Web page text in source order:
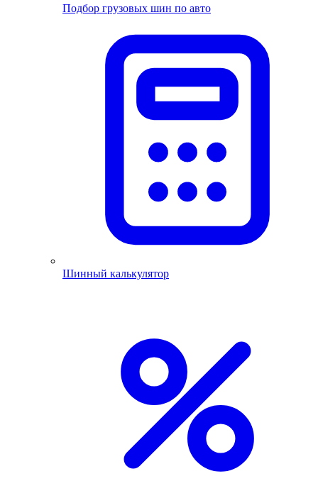
Подбор грузовых шин по авто
Шинный калькулятор